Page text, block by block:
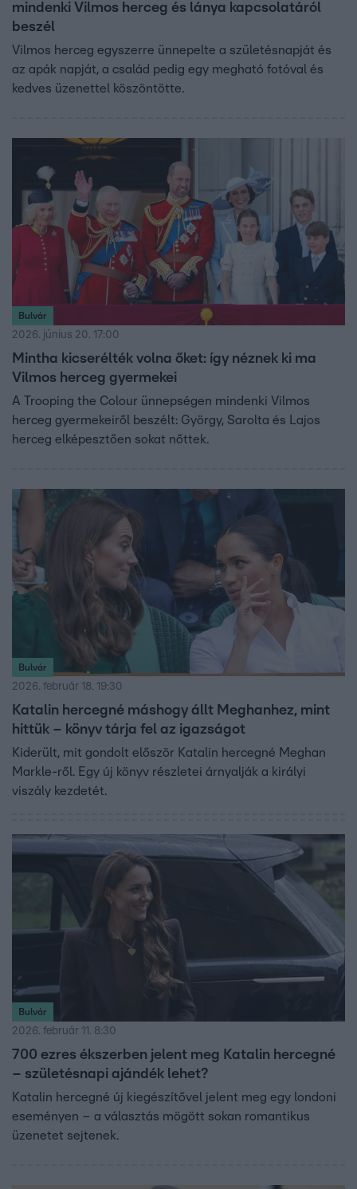
mindenki Vilmos herceg és lánya kapcsolatáról
beszél
Vilmos herceg egyszerre ünnepelte a születésnapját és
az apák napját, a család pedig egy megható fotóval és
kedves üzenettel köszöntötte.
Bulvár
2026. június 20. 17:00
Mintha kicserélték volna őket: így néznek ki ma
Vilmos herceg gyermekei
A Trooping the Colour ünnepségen mindenki Vilmos
herceg gyermekeiről beszélt: György, Sarolta és Lajos
herceg elképesztően sokat nőttek.
Bulvár
2026. február 18. 19:30
Katalin hercegné máshogy állt Meghanhez, mint
hittük – könyv tárja fel az igazságot
Kiderült, mit gondolt először Katalin hercegné Meghan
Markle-ről. Egy új könyv részletei árnyalják a királyi
viszály kezdetét.
Bulvár
2026. február 11. 8:30
700 ezres ékszerben jelent meg Katalin hercegné
– születésnapi ajándék lehet?
Katalin hercegné új kiegészítővel jelent meg egy londoni
eseményen – a választás mögött sokan romantikus
üzenetet sejtenek.